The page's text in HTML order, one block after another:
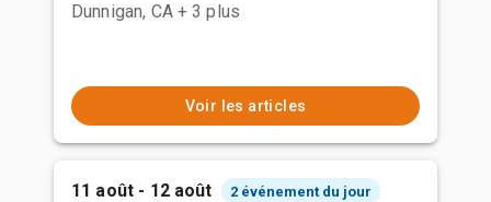
Dunnigan, CA + 3 plus
Voir les articles
11 août - 12 août 2 événement du jour